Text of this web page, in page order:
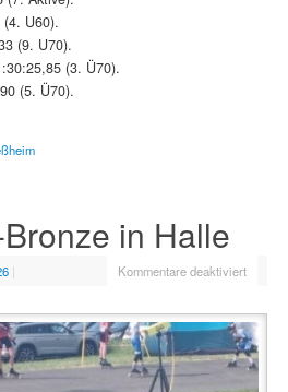
U60).
(9. U70).
(3. Ü70).
(5. Ü70).
in Halle
| Kommentare deaktiviert